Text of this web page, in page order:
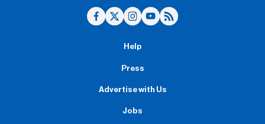
Help
Press
Advertise with Us
Jobs